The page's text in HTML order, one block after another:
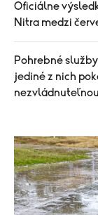
Oficiálne
Nitra medzi
Pohrebné
jediné z nich
nezvládnuteľnou